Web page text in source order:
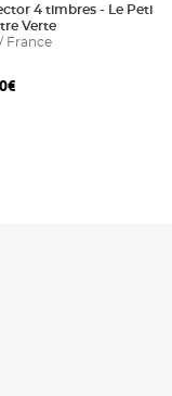
panier
4 timbres - Le Petit
Verte
France